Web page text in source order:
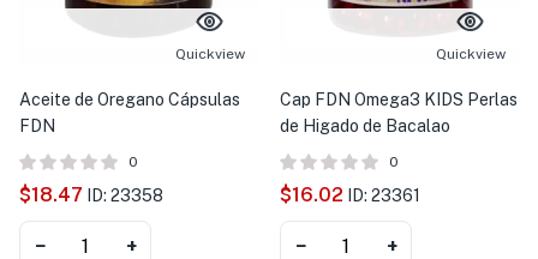
Quickview
Aceite de Oregano Cápsulas
FDN
0
$18.47 ID: 23358
− +
Quickview
Cap FDN Omega3 KIDS Perlas
de Higado de Bacalao
0
$16.02 ID: 23361
− +